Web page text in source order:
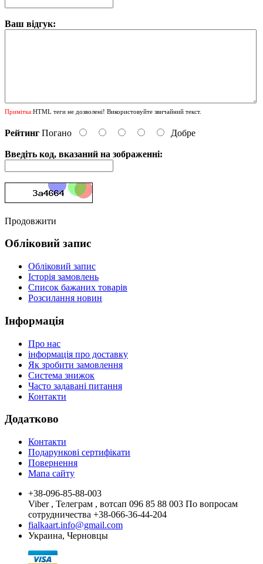
Ваш відгук:
Примітка:HTML теги не дозволені! Використовуйте звичайний текст.
Рейтинг Погано Добре
Введіть код, вказаний на зображенні:
Продовжити
Обліковий запис
Обліковий запис
Історія замовлень
Список бажаних товарів
Розсилання новин
Інформація
Про нас
інформація про доставку
Як зробити замовлення
Система знижок
Часто задавані питання
Контакти
Додатково
Контакти
Подарункові сертифікати
Повернення
Мапа сайту
+38-096-85-88-003
Viber , Телеграм , вотсап 096 85 88 003 По вопросам
сотрудничества +38-066-36-44-204
fialkaart.info@gmail.com
Украина, Черновцы